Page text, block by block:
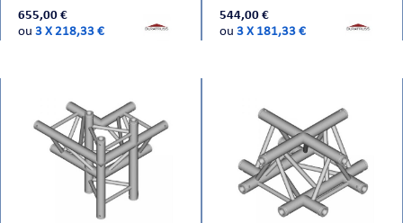
655,00 €
ou 3 X 218,33 €
544,00 €
ou 3 X 181,33 €